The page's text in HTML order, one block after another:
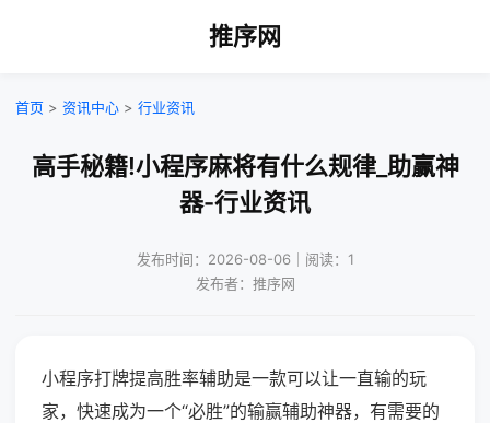
推序网
首页 > 资讯中心 > 行业资讯
高手秘籍!小程序麻将有什么规律_助赢神
器-行业资讯
发布时间：2026-08-06｜阅读：1
发布者：推序网
小程序打牌提高胜率辅助是一款可以让一直输的玩
家，快速成为一个“必胜”的输赢辅助神器，有需要的